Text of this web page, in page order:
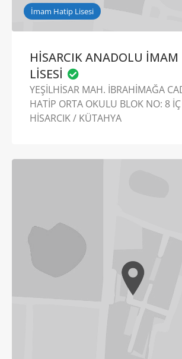
İmam Hatip Lisesi
HİSARCIK ANADOLU İMAM
LİSESİ
YEŞİLHİSAR MAH. İBRAHİMAĞA
HATİP ORTA OKULU BLOK NO: 8
HİSARCIK / KÜTAHYA